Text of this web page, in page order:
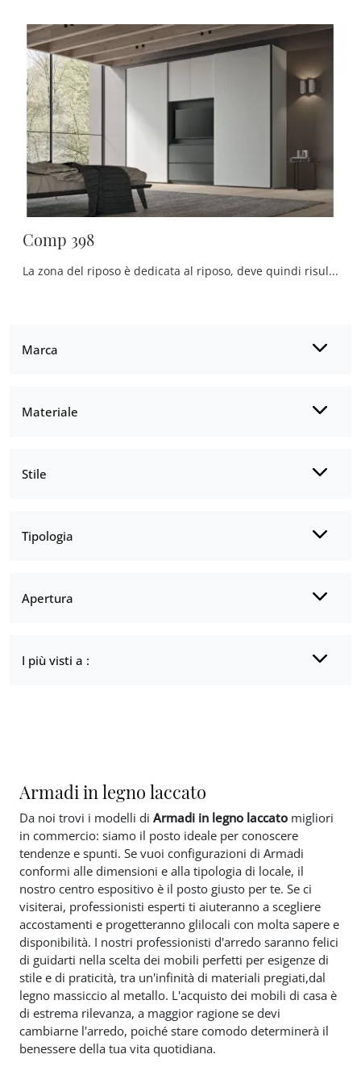
Marca
Materiale
Stile
Tipologia
Apertura
I più visti a :
Comp 398
La zona del riposo è dedicata al riposo, deve quindi risultare arredata al meglio e completa di mobili e oggetti accessori in grado di ricreare ...
Armadi in legno laccato
Da noi trovi i modelli di Armadi in legno laccato migliori
in commercio: siamo il posto ideale per conoscere
tendenze e spunti. Se vuoi configurazioni di Armadi
conformi alle dimensioni e alla tipologia di locale, il
nostro centro espositivo è il posto giusto per te. Se ci
visiterai, professionisti esperti ti aiuteranno a scegliere
accostamenti e progetteranno glilocali con molta sapere e
disponibilità. I nostri professionisti d'arredo saranno felici
di guidarti nella scelta dei mobili perfetti per esigenze di
stile e di praticità, tra un'infinità di materiali pregiati,dal
legno massiccio al metallo. L'acquisto dei mobili di casa è
di estrema rilevanza, a maggior ragione se devi
cambiarne l'arredo, poiché stare comodo determinerà il
benessere della tua vita quotidiana.